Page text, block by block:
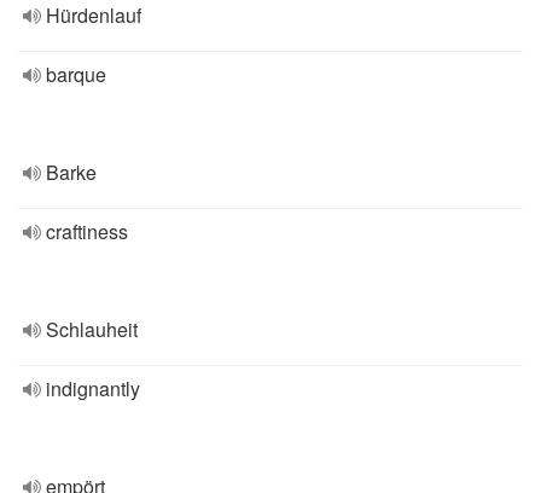
Hürdenlauf
barque
Barke
craftiness
Schlauheit
indignantly
empört